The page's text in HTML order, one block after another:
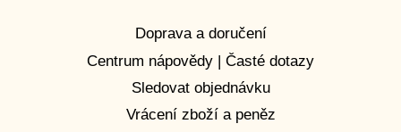
Doprava a doručení
Centrum nápovědy | Časté dotazy
Sledovat objednávku
Vrácení zboží a peněz